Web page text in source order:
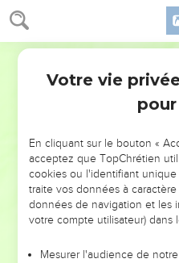
NE MANQUEZ
DE
ET SI LEURS ERREURS
leur foi ou leur vision. Mais on
Votre vie
En cliquant sur le bouton «
acceptez que TopChrétien
cookies ou l'identifiant
traite vos données à
données de navigation et les
votre compte utilisateur) dans
Mesurer l'audience de